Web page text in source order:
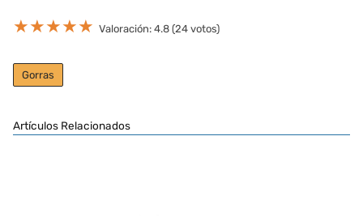
★★★★★ Valoración: 4.8 (24 votos)
Gorras
Artículos Relacionados